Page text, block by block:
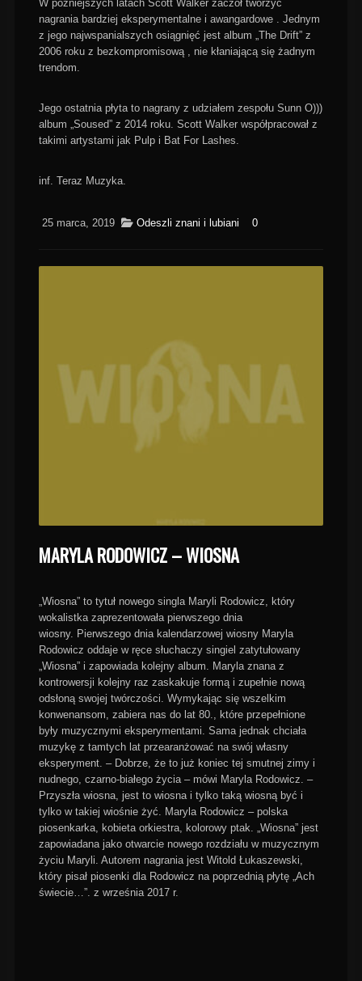
W póżniejszych latach Scott Walker zaczoł tworzyć
nagrania bardziej eksperymentalne i awangardowe . Jednym
z jego najwspanialszych osiągnięć jest album „The Drift” z
2006 roku z bezkompromisową , nie kłaniającą się żadnym
trendom.
Jego ostatnia płyta to nagrany z udziałem zespołu Sunn O)))
album „Soused” z 2014 roku. Scott Walker współpracował z
takimi artystami jak Pulp i Bat For Lashes.
inf. Teraz Muzyka.
25 marca, 2019 Odeszli znani i lubiani 0
MARYLA RODOWICZ – WIOSNA
„Wiosna” to tytuł nowego singla Maryli Rodowicz, który
wokalistka zaprezentowała pierwszego dnia
wiosny. Pierwszego dnia kalendarzowej wiosny Maryla
Rodowicz oddaje w ręce słuchaczy singiel zatytułowany
„Wiosna” i zapowiada kolejny album. Maryla znana z
kontrowersji kolejny raz zaskakuje formą i zupełnie nową
odsłoną swojej twórczości. Wymykając się wszelkim
konwenansom, zabiera nas do lat 80., które przepełnione
były muzycznymi eksperymentami. Sama jednak chciała
muzykę z tamtych lat przearanżować na swój własny
eksperyment. – Dobrze, że to już koniec tej smutnej zimy i
nudnego, czarno-białego życia – mówi Maryla Rodowicz. –
Przyszła wiosna, jest to wiosna i tylko taką wiosną być i
tylko w takiej wiośnie żyć. Maryla Rodowicz – polska
piosenkarka, kobieta orkiestra, kolorowy ptak. „Wiosna” jest
zapowiadana jako otwarcie nowego rozdziału w muzycznym
życiu Maryli. Autorem nagrania jest Witold Łukaszewski,
który pisał piosenki dla Rodowicz na poprzednią płytę „Ach
świecie…”. z września 2017 r.